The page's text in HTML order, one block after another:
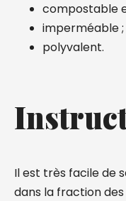
compostable
imperméable ;
polyvalent.
Il est très facile de
dans la fraction